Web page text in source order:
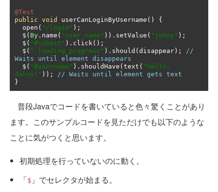
@Test
public void userCanLoginByUsername ()
{
  open
( "/login" );
  $
( By . name ( "user.name" )). setValue ( "johny" );
  $
( "#submit" ). click ();
  $
( ".loading_progress" ). should (disappear);
//
Waits until element disappears
  $
( "#username" ). shouldHave (text ( "Hello,
Johny!" ));
// Waits until element gets text
}
普段Javaでコードを書いていると色々驚くことがあり
ます。このサンプルコードを見ただけでも以下のような
ことに気がつくと思います。
初期処理を行っていないのに動く。
「$ 」でセレクタが始まる。